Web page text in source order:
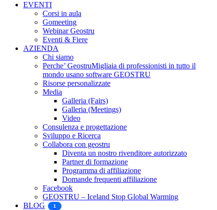
EVENTI
Corsi in aula
Gomeeting
Webinar Geostru
Eventi & Fiere
AZIENDA
Chi siamo
Perche’ GeostruMigliaia di professionisti in tutto il
mondo usano software GEOSTRU
Risorse personalizzate
Media
Galleria (Fairs)
Galleria (Meetings)
Video
Consulenza e progettazione
Sviluppo e Ricerca
Collabora con geostru
Diventa un nostro rivenditore autorizzato
Partner di formazione
Programma di affiliazione
Domande frequenti affiliazione
Facebook
GEOSTRU – Iceland Stop Global Warming
BLOG
1